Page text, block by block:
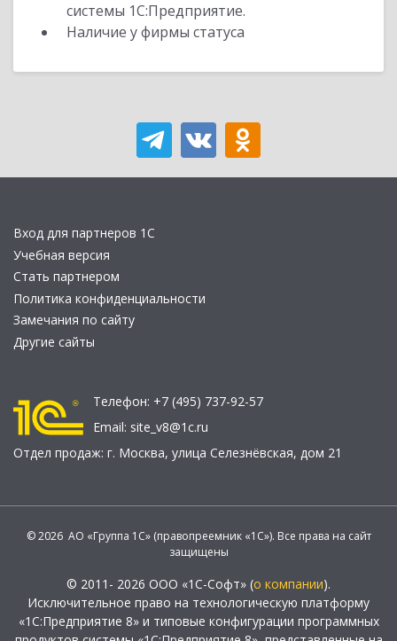
системы 1С:Предприятие.
Наличие у фирмы статуса
Вход для партнеров 1С
Учебная версия
Стать партнером
Политика конфиденциальности
Замечания по сайту
Другие сайты
Телефон: +7 (495) 737-92-57
Email: site_v8@1c.ru
Отдел продаж: г. Москва, улица Селезнёвская, дом 21
© 2026 АО «Группа 1С» (правопреемник «1С»). Все права на сайт
защищены
© 2011- 2026 ООО «1С-Софт» (о компании).
Исключительное право на технологическую платформу
«1С:Предприятие 8» и типовые конфигурации программных